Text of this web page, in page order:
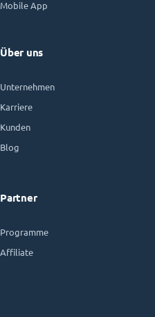
Mobile App
Über uns
Unternehmen
Karriere
Kunden
Blog
Partner
Programme
Affiliate